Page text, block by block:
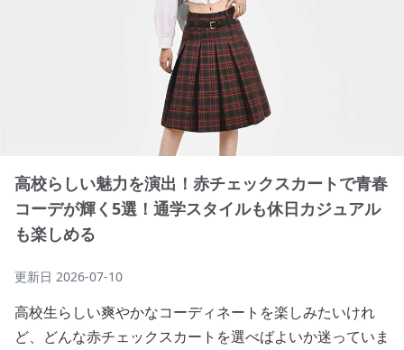
高校らしい魅力を演出！赤チェックスカートで青春
コーデが輝く5選！通学スタイルも休日カジュアル
も楽しめる
更新日 2026-07-10
高校生らしい爽やかなコーディネートを楽しみたいけれ
ど、どんな赤チェックスカートを選べばよいか迷っていま